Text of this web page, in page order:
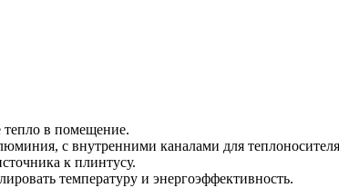
тепло в помещение.
с внутренними каналами для
к плинтусу.
температуру и энергоэффективность.